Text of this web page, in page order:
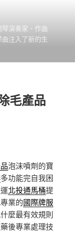
演奏家、作曲
注入了新的生
毛產品
泡沫噴劑的寶
多功能完自我困
北投通馬桶提
業的國際牌服
麼最有效規則
後專業處理技